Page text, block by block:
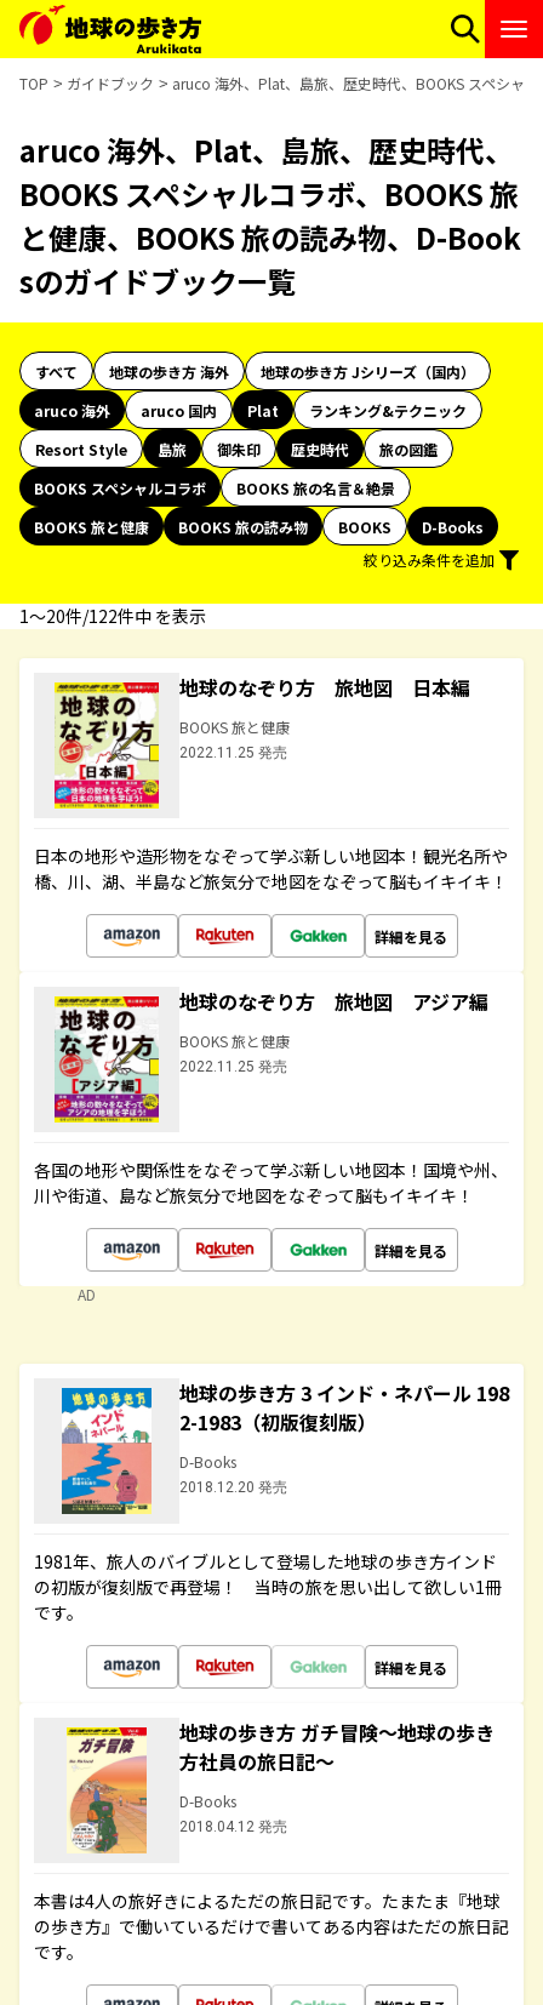
TOP ガイドブック aruco 海外、Plat、島旅、歴史時代、BOOKS スペシャ
aruco 海外、Plat、島旅、歴史時代、
BOOKS スペシャルコラボ、BOOKS 旅
と健康、BOOKS 旅の読み物、D-Book
sのガイドブック一覧
すべて 地球の歩き方 海外
地球の歩き方 Jシリーズ（国内）
aruco 海外
aruco 国内 Plat
ランキング&テクニック
Resort Style
島旅 御朱印 歴史時代
旅の図鑑
BOOKS スペシャルコラボ
BOOKS 旅の名言＆絶景
BOOKS 旅と健康
BOOKS 旅の読み物 BOOKS
D-Books
絞り込み条件を追加
1〜20件/122件中 を表示
地球のなぞり方 旅地図 日本編
BOOKS 旅と健康
2022.11.25 発売
日本の地形や造形物をなぞって学ぶ新しい地図本！観光名所や
橋、川、湖、半島など旅気分で地図をなぞって脳もイキイキ！
詳細を見る
地球のなぞり方 旅地図 アジア編
BOOKS 旅と健康
2022.11.25 発売
各国の地形や関係性をなぞって学ぶ新しい地図本！国境や州、
川や街道、島など旅気分で地図をなぞって脳もイキイキ！
詳細を見る
AD
地球の歩き方 3 インド・ネパール 198
2-1983（初版復刻版）
D-Books
2018.12.20 発売
1981年、旅人のバイブルとして登場した地球の歩き方インド
の初版が復刻版で再登場！ 当時の旅を思い出して欲しい1冊
です。
詳細を見る
地球の歩き方 ガチ冒険～地球の歩き
方社員の旅日記～
D-Books
2018.04.12 発売
本書は4人の旅好きによるただの旅日記です。たまたま『地球
の歩き方』で働いているだけで書いてある内容はただの旅日記
です。